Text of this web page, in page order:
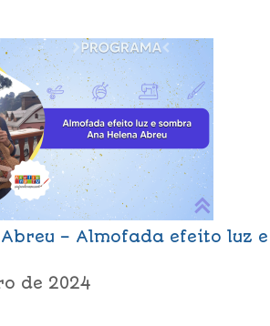
– Almofada efeito luz e
de 2024